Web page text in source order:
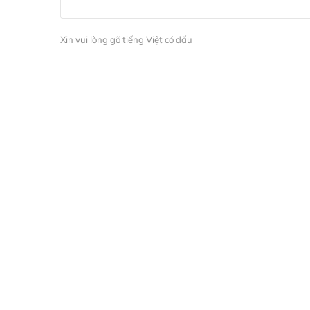
Xin vui lòng gõ tiếng Việt có dấu